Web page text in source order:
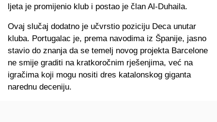
ljeta je promijenio klub i postao je član Al-Duhaila.
Ovaj slučaj dodatno je učvrstio poziciju Deca unutar
kluba. Portugalac je, prema navodima iz Španije, jasno
stavio do znanja da se temelj novog projekta Barcelone
ne smije graditi na kratkoročnim rješenjima, već na
igračima koji mogu nositi dres katalonskog giganta
narednu deceniju.